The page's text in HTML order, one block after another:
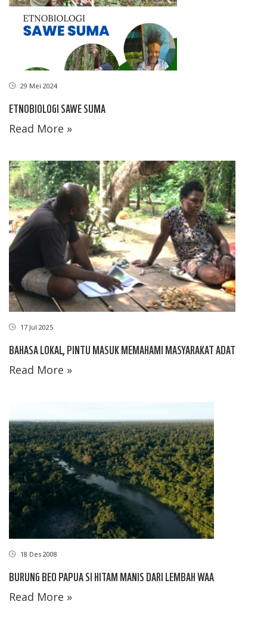
29 Mei 2024
ETNOBIOLOGI SAWE SUMA
Read More »
17 Jul 2025
BAHASA LOKAL, PINTU MASUK MEMAHAMI MASYARAKAT ADAT
Read More »
18 Des 2008
BURUNG BEO PAPUA SI HITAM MANIS DARI LEMBAH WAA
Read More »